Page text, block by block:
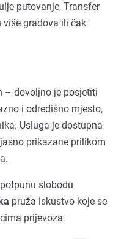
putovanje, Transfer
više gradova ili čak
– dovoljno je posjetiti
i odredišno mjesto,
Usluga je dostupna
prikazane prilikom
slobodu
pruža iskustvo koje se
prijevoza.